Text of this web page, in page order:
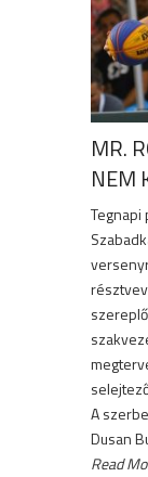
MR.
NEM
Tegnapi
A
Dusan
Read